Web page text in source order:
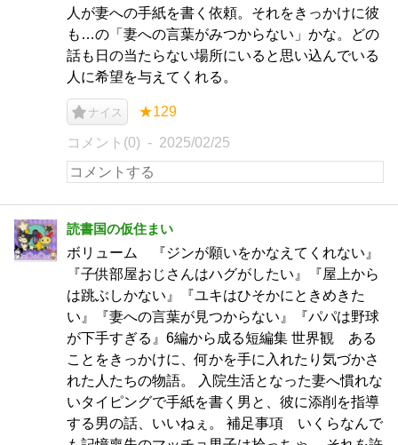
人が妻への手紙を書く依頼。それをきっかけに彼
も…の「妻への言葉がみつからない」かな。どの
話も日の当たらない場所にいると思い込んでいる
人に希望を与えてくれる。
ナイス ★129
コメント(0) 2025/02/25
読書国の仮住まい
ボリューム 『ジンが願いをかなえてくれない』
『子供部屋おじさんはハグがしたい』『屋上から
は跳ぶしかない』『ユキはひそかにときめきた
い』『妻への言葉が見つからない』『パパは野球
が下手すぎる』6編から成る短編集 世界観 ある
ことをきっかけに、何かを手に入れたり気づかさ
れた人たちの物語。 入院生活となった妻へ慣れな
いタイピングで手紙を書く男と、彼に添削を指導
する男の話、いいねぇ。 補足事項 いくらなんで